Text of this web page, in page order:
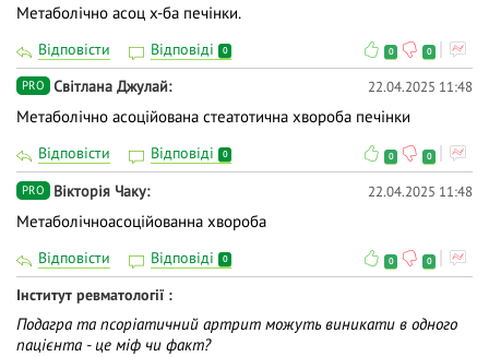
Метаболічно асоц х-ба печінки.
Відповісти Відповіді 0 0 0
PRO Світлана Джулай 22.04.2025 11:48
Метаболічно асоційована стеатотична хвороба печінки
Відповісти Відповіді 0 0 0
PRO Вiкторiя Чаку 22.04.2025 11:48
Метаболічноасоційованна хвороба
Відповісти Відповіді 0 0 0
Інститут ревматології
Подагра та псоріатичний артрит можуть виникати в одного
пацієнта - це міф чи факт?